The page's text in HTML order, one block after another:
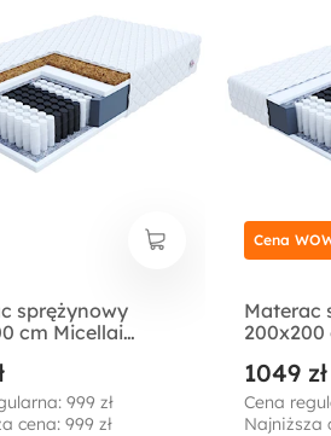
sprężynowy
cm Micellai
999 zł
cena: 999 zł
Materac
200x200
1049 zł
Cena
Najniższa
Cena